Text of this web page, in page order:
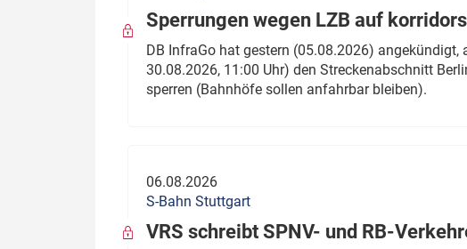
Dossier: Generalsanierung
Dossier: ETCS
Dossier:
Sperrungen wegen LZB auf
DB InfraGo hat gestern (05.08.2026)
30.08.2026, 11:00 Uhr) den Streckenabschnitt
sperren (Bahnhöfe sollen anfahrbar bleiben).
06.08.2026
S-Bahn Stuttgart
VRS schreibt SPNV- und RB-